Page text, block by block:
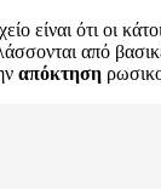
είναι ότι οι
από
απόκτηση